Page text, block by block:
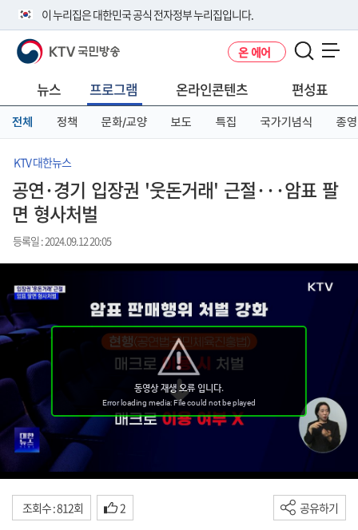
이 누리집은 대한민국 공식 전자정부 누리집입니다.
공식 누리집 주소 확인하기
니다.
이밖에 or.kr 또는 .kr등 다른 도메인 주소를 사용하고 있다면 아래 URL에
서 도메인 주소를 확인해 보세요
KTV 국민방송 온 에어
뉴스 프로그램 온라인콘텐츠 편성표
전체 정책 문화/교양 보도 특집 국가기념식 종영
KTV 대한뉴스
공연·경기 입장권 '웃돈거래' 근절···암표 팔
면 형사처벌
등록일 : 2024.09.12 20:05
조회수 : 812회 2 공유하기